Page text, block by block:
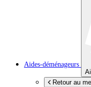
Aides-déménageurs
Retour au